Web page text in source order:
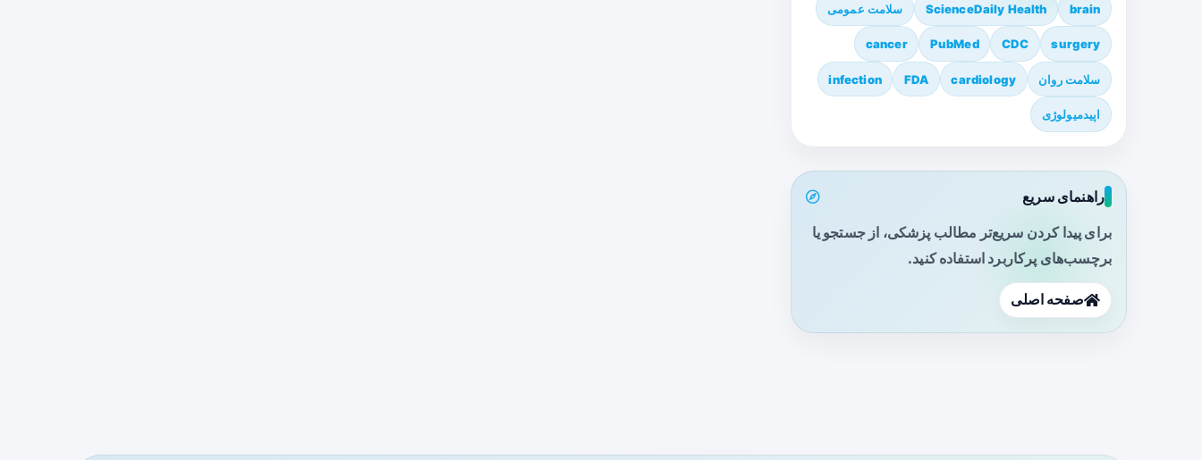
brain
ScienceDaily Health سلامت عمومی
surgery
CDC
PubMed
cancer
سلامت روان cardiology
FDA
infection
اپیدمیولوژی
راهنمای سریع
برای پیدا کردن سریع‌تر مطالب پزشکی، از جستجو یا
برچسب‌های پرکاربرد استفاده کنید.
صفحه اصلی